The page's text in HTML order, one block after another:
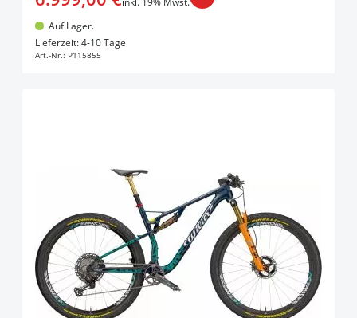
Auf Lager.
Lieferzeit: 4-10 Tage
Art.-Nr.: P115855